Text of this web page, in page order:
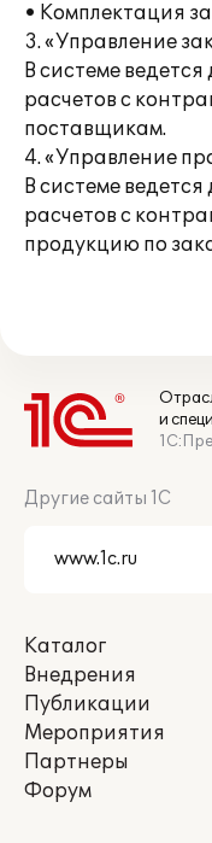
• Комплектация
3. «Управление
В системе
расчетов с
поставщикам.
4. «Управление
В системе
расчетов с
продукцию по
и
Другие сайты 1С
Каталог
Внедрения
Публикации
Мероприятия
Партнеры
Форум